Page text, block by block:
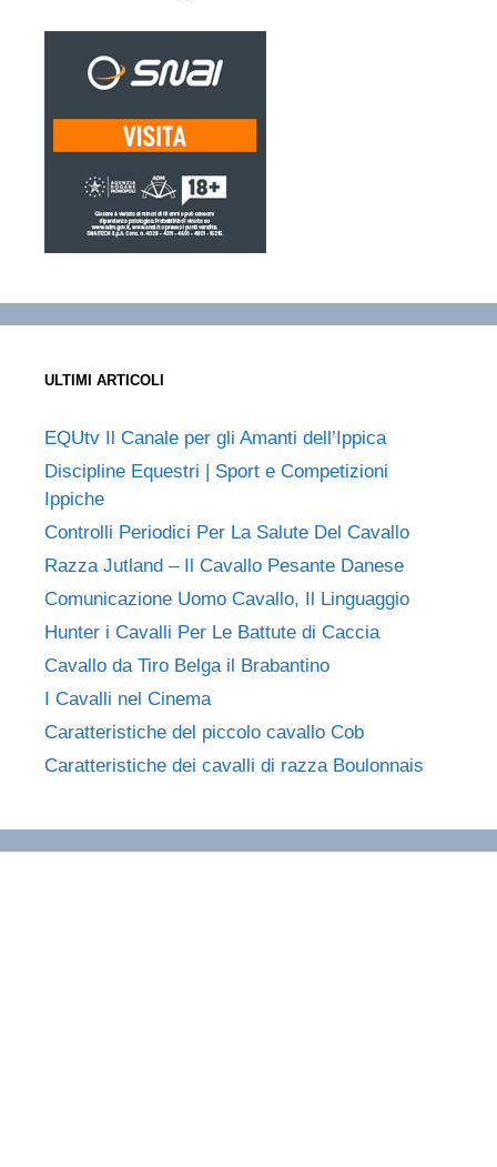
ULTIMI ARTICOLI
EQUtv Il Canale per gli Amanti dell’Ippica
Discipline Equestri | Sport e Competizioni
Ippiche
Controlli Periodici Per La Salute Del Cavallo
Razza Jutland – Il Cavallo Pesante Danese
Comunicazione Uomo Cavallo, Il Linguaggio
Hunter i Cavalli Per Le Battute di Caccia
Cavallo da Tiro Belga il Brabantino
I Cavalli nel Cinema
Caratteristiche del piccolo cavallo Cob
Caratteristiche dei cavalli di razza Boulonnais